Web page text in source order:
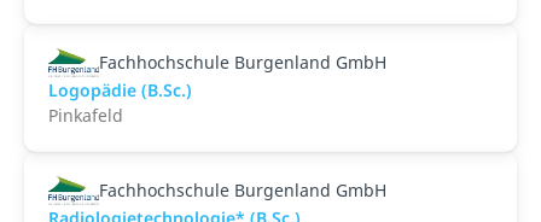
Fachhochschule Burgenland GmbH
Logopädie (B.Sc.)
Pinkafeld
Fachhochschule Burgenland GmbH